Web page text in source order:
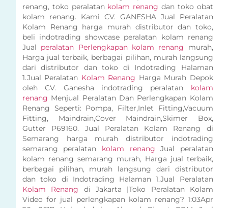
renang, toko peralatankolam renang dan toko obat
kolam renang. Kami CV. GANESHA Jual Peralatan
Kolam Renang harga murah distributor dan toko,
beli indotrading showcase peralatan kolam renang
Jual peralatan Perlengkapan kolam renang murah,
Harga jual terbaik, berbagai pilihan, murah langsung
dari distributor dan toko di Indotrading Halaman
1.Jual Peralatan Kolam Renang Harga Murah Depok
oleh CV. Ganesha indotrading peralatan kolam
renang Menjual Peralatan Dan Perlengkapan Kolam
Renang Seperti: Pompa, Filter,Inlet Fitting,Vacuum
Fitting, Maindrain,Cover Maindrain,Skimer Box,
Gutter P69160. Jual Peralatan Kolam Renang di
Semarang harga murah distributor indotrading
semarang peralatan kolam renang Jual peralatan
kolam renang semarang murah, Harga jual terbaik,
berbagai pilihan, murah langsung dari distributor
dan toko di Indotrading Halaman 1.Jual Peralatan
Kolam Renang di Jakarta |Toko Peralatan Kolam
Video for jual perlengkapan kolam renang? 1:03Apr